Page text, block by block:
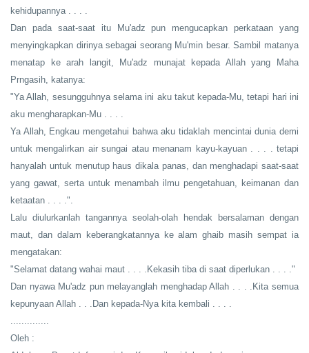
kehidupannya . . . .
Dan pada saat-saat itu Mu'adz pun mengucapkan perkataan yang
menyingkapkan dirinya sebagai seorang Mu'min besar. Sambil matanya
menatap ke arah langit, Mu'adz munajat kepada Allah yang Maha
Prngasih, katanya:
"Ya Allah, sesungguhnya selama ini aku takut kepada-Mu, tetapi hari ini
aku mengharapkan-Mu . . . .
Ya Allah, Engkau mengetahui bahwa aku tidaklah mencintai dunia demi
untuk mengalirkan air sungai atau menanam kayu-kayuan . . . . tetapi
hanyalah untuk menutup haus dikala panas, dan menghadapi saat-saat
yang gawat, serta untuk menambah ilmu pengetahuan, keimanan dan
ketaatan . . . .".
Lalu diulurkanlah tangannya seolah-olah hendak bersalaman dengan
maut, dan dalam keberangkatannya ke alam ghaib masih sempat ia
mengatakan:
"Selamat datang wahai maut . . . .Kekasih tiba di saat diperlukan . . . ."
Dan nyawa Mu'adz pun melayanglah menghadap Allah . . . .Kita semua
kepunyaan Allah . . .Dan kepada-Nya kita kembali . . . .
..............
Oleh :